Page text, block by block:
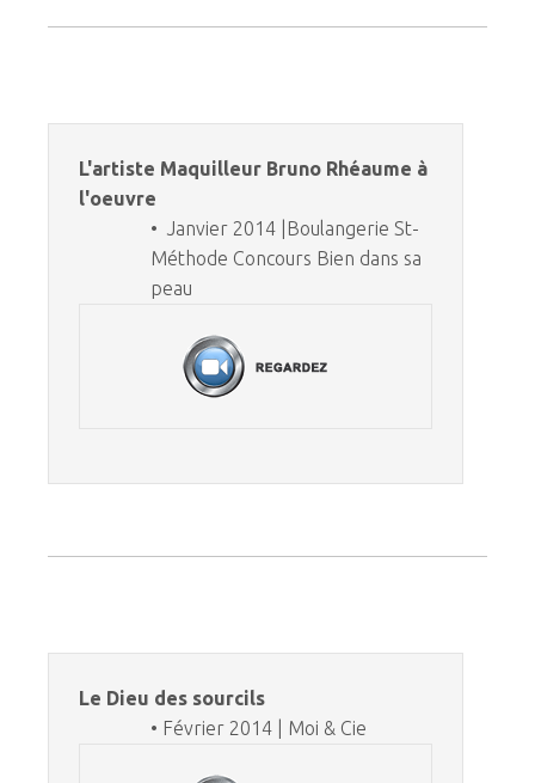
L'artiste Maquilleur Bruno Rhéaume à
l'oeuvre
• Janvier 2014 |Boulangerie St-
Méthode Concours Bien dans sa
peau
Le Dieu des sourcils
• Février 2014 | Moi & Cie